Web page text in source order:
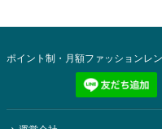
ポイント制・月額ファッションレ